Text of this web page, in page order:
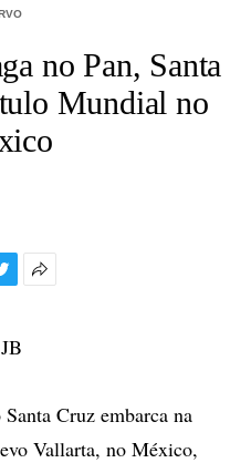
no Pan, Santa
Mundial no
Cruz embarca na
Vallarta, no México,